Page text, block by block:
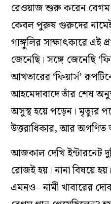
রেওয়াজ শুরু করেন বেগম
কেবল পুরুষ গুরুদের
গাঙ্গুলির সাক্ষাৎকারে এই
জেনেছি। সঙ্গে জেনেছি
আখতারের ‘ফিয়ার্স’
আহমেদাবাদে তাঁর শেষ
অসুস্থ হয়ে পড়েন। মৃত্যুর
উত্তরাধিকার, আর অগণিত
আজকাল দেখি ইন্টারনেট
রোজই হয়। নানা বিষয়ে
এমনও– নামী খাবারের